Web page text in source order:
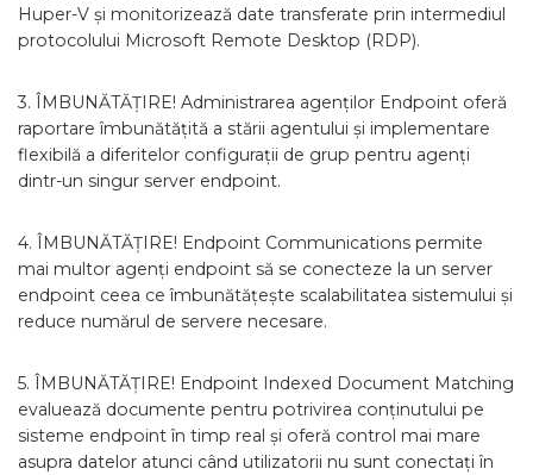
Huper-V și monitorizează date transferate prin intermediul
protocolului Microsoft Remote Desktop (RDP).
3. ÎMBUNĂTĂȚIRE! Administrarea agenților Endpoint oferă
raportare îmbunătățită a stării agentului și implementare
flexibilă a diferitelor configurații de grup pentru agenți
dintr-un singur server endpoint.
4. ÎMBUNĂTĂȚIRE! Endpoint Communications permite
mai multor agenți endpoint să se conecteze la un server
endpoint ceea ce îmbunătățește scalabilitatea sistemului și
reduce numărul de servere necesare.
5. ÎMBUNĂTĂȚIRE! Endpoint Indexed Document Matching
evaluează documente pentru potrivirea conținutului pe
sisteme endpoint în timp real și oferă control mai mare
asupra datelor atunci când utilizatorii nu sunt conectați în